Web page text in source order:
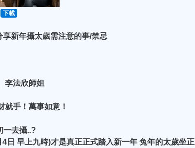
下載
新年攝太歲需注意的事/禁忌
李法欣師姐
就手！萬事如意！
一去攝..?
日 早上九時)才是真正正式踏入新一年 兔年的太歲坐正